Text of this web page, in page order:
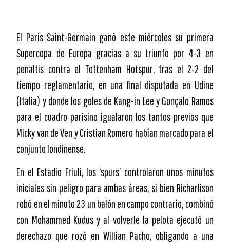
El Paris Saint-Germain ganó este miércoles su primera
Supercopa de Europa gracias a su triunfo por 4-3 en
penaltis contra el Tottenham Hotspur, tras el 2-2 del
tiempo reglamentario, en una final disputada en Udine
(Italia) y donde los goles de Kang-in Lee y Gonçalo Ramos
para el cuadro parisino igualaron los tantos previos que
Micky van de Ven y Cristian Romero habían marcado para el
conjunto londinense.
En el Estadio Friuli, los ‘spurs’ controlaron unos minutos
iniciales sin peligro para ambas áreas, si bien Richarlison
robó en el minuto 23 un balón en campo contrario, combinó
con Mohammed Kudus y al volverle la pelota ejecutó un
derechazo que rozó en Willian Pacho, obligando a una